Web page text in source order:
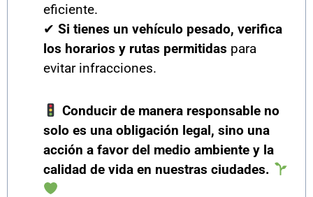
eficiente.
✔ Si tienes un vehículo pesado, verifica
los horarios y rutas permitidas para
evitar infracciones.
Conducir de manera responsable no
solo es una obligación legal, sino una
acción a favor del medio ambiente y la
calidad de vida en nuestras ciudades.